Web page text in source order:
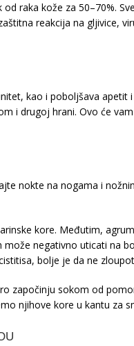
raka kože za 50–70%.
reakcija na gljivice,
kao i poboljšava apetit
i drugoj hrani. Ovo će
nokte na nogama i
kore. Međutim,
može negativno uticati na
bolje je da ne
započinju sokom od
njihove kore u kantu za